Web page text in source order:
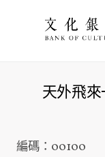
天外飛
編碼：00100